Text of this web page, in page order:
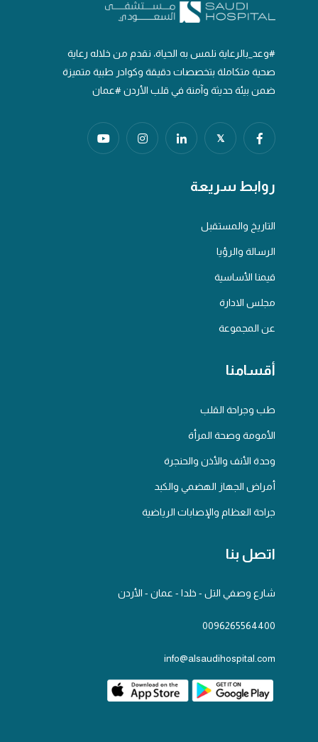
#وعد_بالرعاية نلمس به الحياة، نقدم من خلاله رعاية
صحية متكاملة بتخصصات دقيقة وكوادر طبية متميزة
ضمن بيئة حديثة وآمنة في قلب الأردن #عمان
𝕏
روابط سريعة
التاريخ والمستقبل
الرسالة والرؤيا
قيمنا الأساسية
مجلس الادارة
عن المجموعة
أقسامنا
طب وجراحة القلب
الأمومة وصحة المرأة
وحدة الأنف والأذن والحنجرة
أمراض الجهاز الهضمي والكبد
جراحة العظام والإصابات الرياضية
اتصل بنا
شارع وصفي التل - خلدا - عمان - الأردن
0096265564400
info@alsaudihospital.com